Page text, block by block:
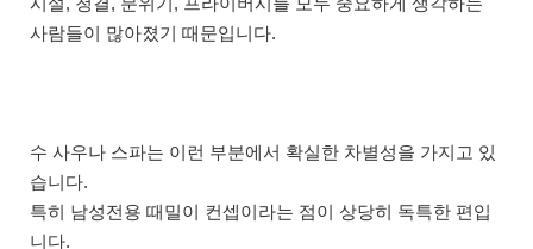
사람들이 많아졌기 때문입니다.
수 사우나 스파는 이런 부분에서 확실한 차별성을 가지고 있
습니다.
특히 남성전용 때밀이 컨셉이라는 점이 상당히 독특한 편입
니다.